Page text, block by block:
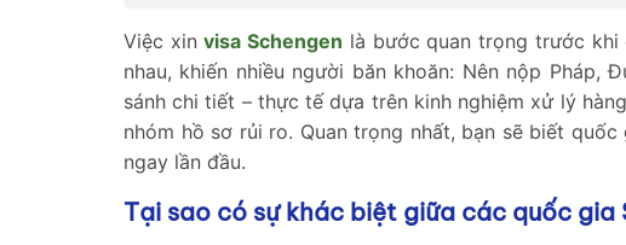
Việc xinvisa Schengen là bước quan trọng trước khi
nhau, khiến nhiều người băn khoăn: Nên nộp
sánh chi tiết – thực tế dựa trên kinh nghiệm xử lý
nhóm hồ sơ rủi ro. Quan trọng nhất, bạn sẽ biết
ngay lần đầu.
Tại sao có sự khác biệt giữa các quốc gia